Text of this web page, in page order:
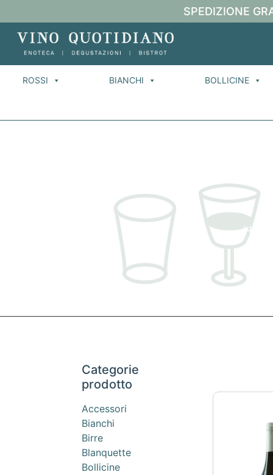
SPEDIZIONE
ROSSI BIANCHI BOLLICINE
Categorie
prodotto
Accessori
Bianchi
Birre
Blanquette
Bollicine